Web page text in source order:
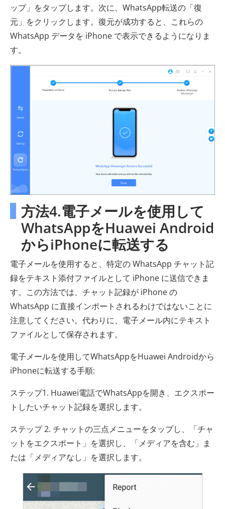
ップ」をタップします。次に、WhatsApp転送の「復
元」をクリックします。復元が成功すると、これらの
WhatsApp データを iPhone で表示できるようになりま
す。
方法4.電子メールを使用して
WhatsAppをHuawei Android
からiPhoneに転送する
電子メールを使用すると、特定の WhatsApp チャット記
録をテキスト添付ファイルとして iPhone に送信できま
す。この方法では、チャット記録が iPhone の
WhatsApp に直接インポートされるわけではないことに
注意してください。代わりに、電子メール内にテキスト
ファイルとして保存されます。
電子メールを使用してWhatsAppをHuawei Androidから
iPhoneに転送する手順:
ステップ1. Huawei電話でWhatsAppを開き、エクスポー
トしたいチャット記録を選択します。
ステップ 2. チャットの三点メニューをタップし、「チャ
ットをエクスポート」を選択し、「メディアを含む」ま
たは「メディアなし」を選択します。